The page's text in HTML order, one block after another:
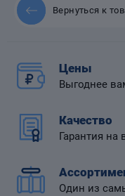
Вернуться к
Цены
Выгоднее
Качество
Гарантия на
Один из